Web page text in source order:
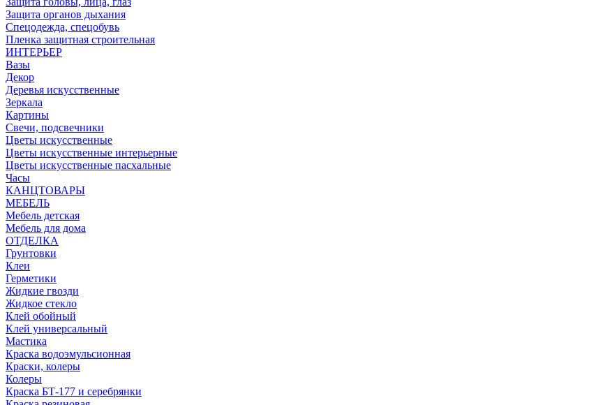
Защита органов дыхания
Спецодежда, спецобувь
Пленка защитная строительная
ИНТЕРЬЕР
Вазы
Декор
Деревья искусственные
Зеркала
Картины
Свечи, подсвечники
Цветы искусственные
Цветы искусственные интерьерные
Цветы искусственные пасхальные
Часы
КАНЦТОВАРЫ
МЕБЕЛЬ
Мебель детская
Мебель для дома
ОТДЕЛКА
Грунтовки
Клеи
Герметики
Жидкие гвозди
Жидкое стекло
Клей обойный
Клей универсальный
Мастика
Краска водоэмульсионная
Краски, колеры
Колеры
Краска БТ-177 и серебрянки